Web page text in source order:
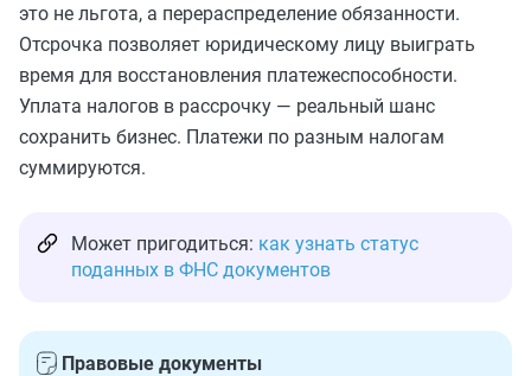
это не льгота, а перераспределение обязанности.
Отсрочка позволяет юридическому лицу выиграть
время для восстановления платежеспособности.
Уплата налогов в рассрочку — реальный шанс
сохранить бизнес. Платежи по разным налогам
суммируются.
Может пригодиться: как узнать статус
поданных в ФНС документов
Правовые документы